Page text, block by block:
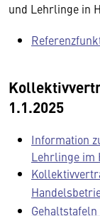
und Lehrlinge in
1.1.2025
Information
Lehrlinge im